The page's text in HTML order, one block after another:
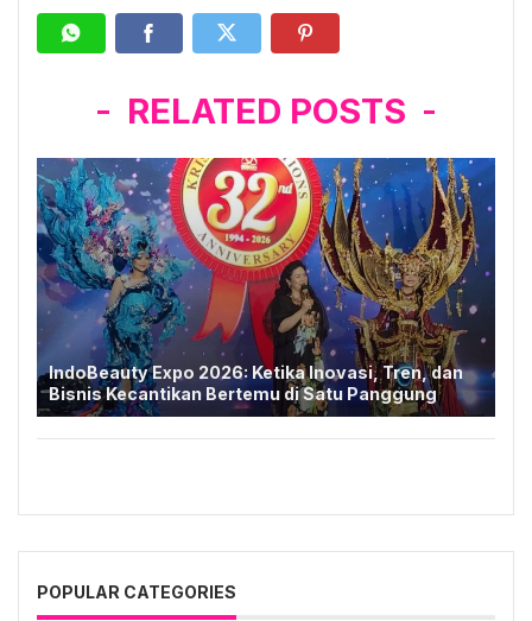
RELATED POSTS
IndoBeauty Expo 2026: Ketika Inovasi, Tren, dan
Bisnis Kecantikan Bertemu di Satu Panggung
POPULAR CATEGORIES